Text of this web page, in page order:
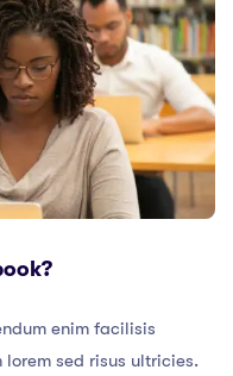
enim facilisis
sed risus ultricies.